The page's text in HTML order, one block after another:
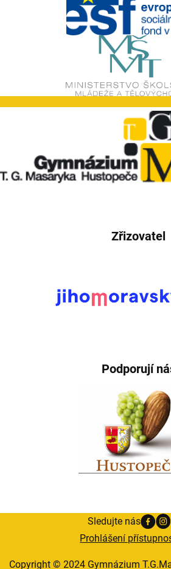
Zřizovatel
Podporují
Sledujte nás
Prohlášení
Copyright © 2024 Gymnázium